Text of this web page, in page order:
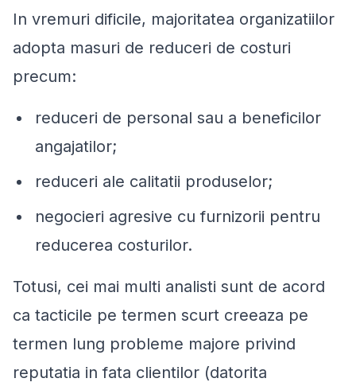
In vremuri dificile, majoritatea organizatiilor
adopta masuri de reduceri de costuri
precum:
reduceri de personal sau a beneficilor
angajatilor;
reduceri ale calitatii produselor;
negocieri agresive cu furnizorii pentru
reducerea costurilor.
Totusi, cei mai multi analisti sunt de acord
ca tacticile pe termen scurt creeaza pe
termen lung probleme majore privind
reputatia in fata clientilor (datorita